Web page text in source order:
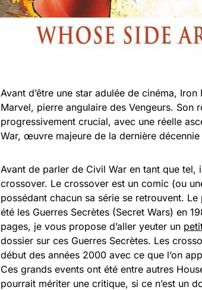
Avant d’être une star adulée de cinéma,
Marvel, pierre angulaire des Vengeurs. Son
progressivement crucial, avec une réelle
War, œuvre majeure de la dernière décennie
Avant de parler de Civil War en tant que
crossover. Le crossover est un comic (ou
possédant chacun sa série se retrouvent.
été les Guerres Secrètes (Secret Wars) en
pages, je vous propose d’aller yeuter un
dossier sur ces Guerres Secrètes. Les
début des années 2000 avec ce que l’on
Ces grands events ont été entre autres
pourrait mériter une critique, si ce n’est un